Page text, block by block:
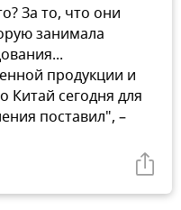
За то, что они
занимала
продукции и
Китай сегодня для
поставил", –